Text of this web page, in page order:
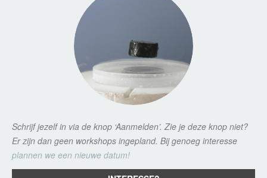
VRAAG EEN STUDENT
Schrijf jezelf in via de knop ‘Aanmelden’. Zie je deze knop niet?
Er zijn dan geen workshops ingepland. Bij genoeg interesse
plannen we een nieuwe datum!